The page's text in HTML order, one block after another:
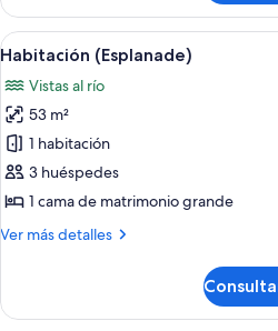
(Marina
Bay
View
Abrir
todas
las
fotos
de
Habitación
(Esplanade)
6
Habitación (Esplanade)
Vistas al río
53 m²
1 habitación
3 huéspedes
1 cama de matrimonio grande
Ver más detalles
Más
(Esplanade)